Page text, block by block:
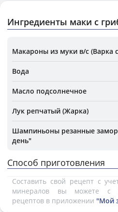
Ингредиенты маки с
Макароны из муки в/с (Варка
Вода
Масло подсолнечное
Лук репчатый (Жарка)
Шампиньоны резанные
день"
Способ приготовления
Составить свой рецепт с
минералов вы можете с
рецептов в приложении "Мой